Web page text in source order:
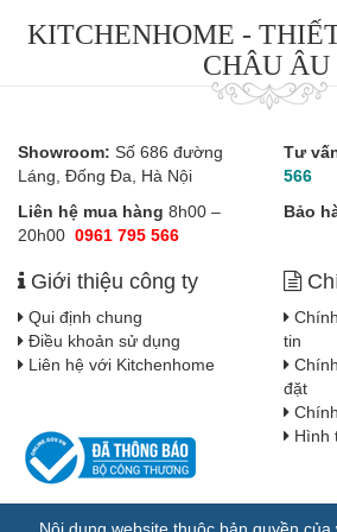
KITCHENHOME -
CHÂU ÂU
Showroom: Số 686 đường
Láng, Đống Đa, Hà Nội
Liên hệ mua hàng 8h00 –
20h00 0961 795 566
Tư
566
Bảo
Giới thiệu công ty
Qui định chung
Điều khoản sử dụng
Liên hệ với Kitchenhome
tin
đặt
Hình